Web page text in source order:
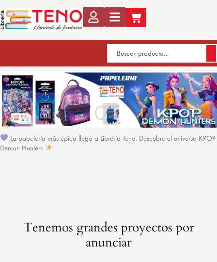
La papelería más épica llegó a Librería Teno. Descubre el universo KPOP
Demon Hunters
Tenemos grandes proyectos por
anunciar